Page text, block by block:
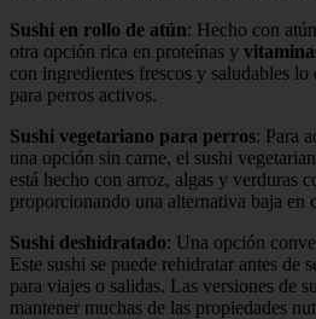
Sushi en rollo de atún: Hecho con
otra opción rica en proteínas y
con ingredientes frescos y saludables
para perros activos.
Sushi vegetariano para perros: Para
una opción sin carne, el sushi
está hecho con arroz, algas y verduras
proporcionando una alternativa baja en
Sushi deshidratado: Una opción
Este sushi se puede rehidratar antes de
para viajes o salidas. Las versiones de
mantener muchas de las propiedades